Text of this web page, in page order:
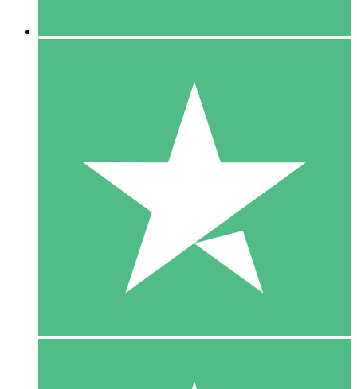
US$1500
10 Download
20